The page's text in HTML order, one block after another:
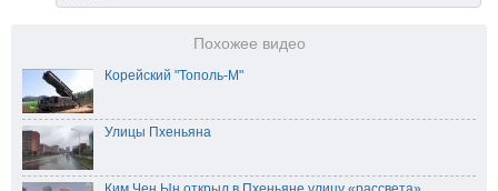
Похожее видео
Корейский "Тополь-М"
Улицы Пхеньяна